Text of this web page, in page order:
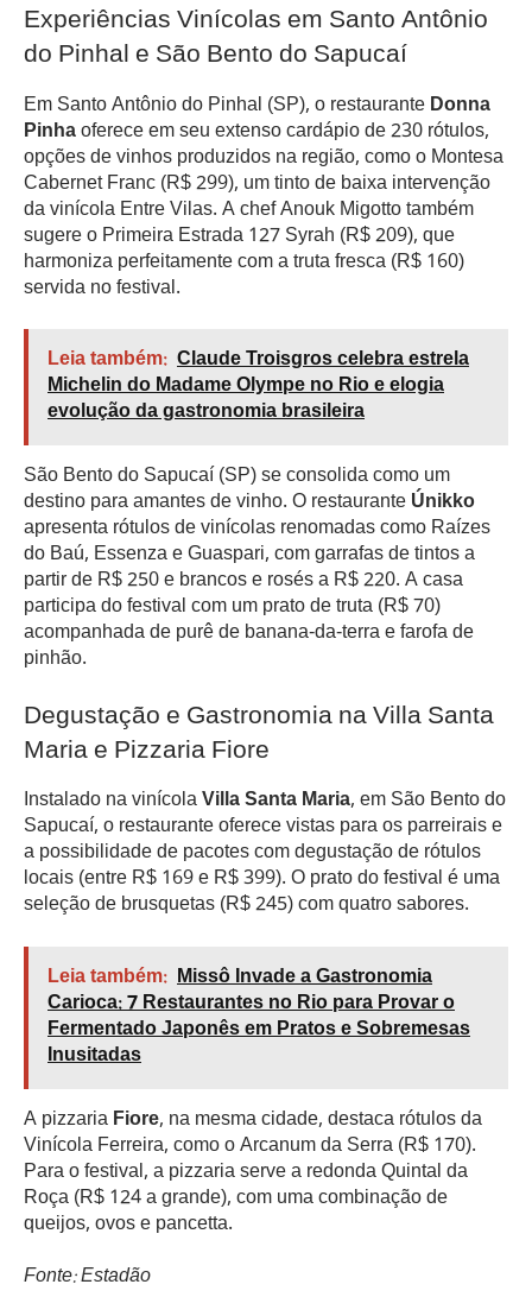
Experiências Vinícolas em Santo Antônio
do Pinhal e São Bento do Sapucaí
Em Santo Antônio do Pinhal (SP), o restauranteDonna
Pinhaoferece em seu extenso cardápio de 230 rótulos,
opções de vinhos produzidos na região, como o Montesa
Cabernet Franc (R$ 299), um tinto de baixa intervenção
da vinícola Entre Vilas. A chef Anouk Migotto também
sugere o Primeira Estrada 127 Syrah (R$ 209), que
harmoniza perfeitamente com a truta fresca (R$ 160)
servida no festival.
Leia também: Claude Troisgros celebra estrela
Michelin do Madame Olympe no Rio e elogia
evolução da gastronomia brasileira
São Bento do Sapucaí (SP) se consolida como um
destino para amantes de vinho. O restauranteÚnikko
apresenta rótulos de vinícolas renomadas como Raízes
do Baú, Essenza e Guaspari, com garrafas de tintos a
partir de R$ 250 e brancos e rosés a R$ 220. A casa
participa do festival com um prato de truta (R$ 70)
acompanhada de purê de banana-da-terra e farofa de
pinhão.
Degustação e Gastronomia na Villa Santa
Maria e Pizzaria Fiore
Instalado na vinícolaVilla Santa Maria, em São Bento do
Sapucaí, o restaurante oferece vistas para os parreirais e
a possibilidade de pacotes com degustação de rótulos
locais (entre R$ 169 e R$ 399). O prato do festival é uma
seleção de brusquetas (R$ 245) com quatro sabores.
Leia também: Missô Invade a Gastronomia
Carioca: 7 Restaurantes no Rio para Provar o
Fermentado Japonês em Pratos e Sobremesas
Inusitadas
A pizzariaFiore, na mesma cidade, destaca rótulos da
Vinícola Ferreira, como o Arcanum da Serra (R$ 170).
Para o festival, a pizzaria serve a redonda Quintal da
Roça (R$ 124 a grande), com uma combinação de
queijos, ovos e pancetta.
Fonte: Estadão